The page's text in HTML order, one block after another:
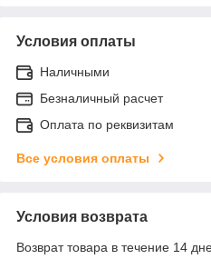
Условия оплаты
Наличными
Безналичный расчет
Оплата по реквизитам
Все условия оплаты
Условия возврата
Возврат товара в течение 14